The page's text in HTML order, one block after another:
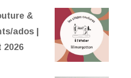
&
ados |
2026